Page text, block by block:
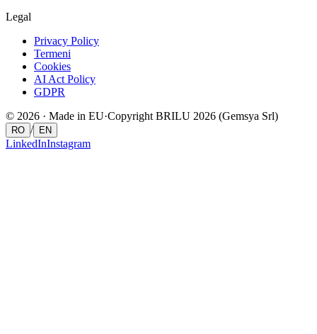
Legal
Privacy Policy
Termeni
Cookies
AI Act Policy
GDPR
© 2026 · Made in EU·Copyright BRILU 2026 (Gemsya Srl)
RO / EN
LinkedInInstagram